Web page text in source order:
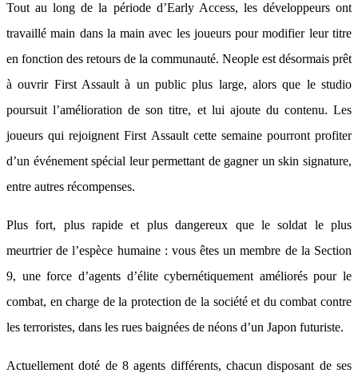
Tout au long de la période d’Early Access, les développeurs ont
travaillé main dans la main avec les joueurs pour modifier leur titre
en fonction des retours de la communauté. Neople est désormais prêt
à ouvrir First Assault à un public plus large, alors que le studio
poursuit l’amélioration de son titre, et lui ajoute du contenu. Les
joueurs qui rejoignent First Assault cette semaine pourront profiter
d’un événement spécial leur permettant de gagner un skin signature,
entre autres récompenses.
Plus fort, plus rapide et plus dangereux que le soldat le plus
meurtrier de l’espèce humaine : vous êtes un membre de la Section
9, une force d’agents d’élite cybernétiquement améliorés pour le
combat, en charge de la protection de la société et du combat contre
les terroristes, dans les rues baignées de néons d’un Japon futuriste.
Actuellement doté de 8 agents différents, chacun disposant de ses